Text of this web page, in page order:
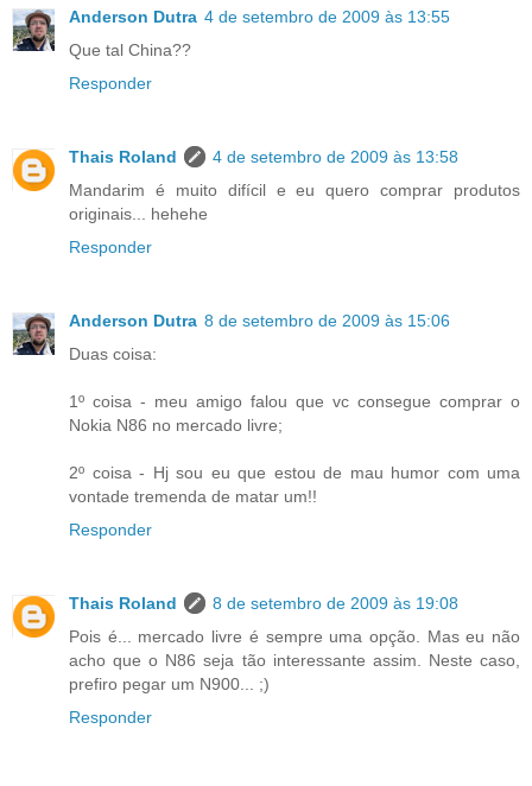
Anderson Dutra 4 de setembro de 2009 às 13:55
Que tal China??
Responder
Thais Roland
4 de setembro de 2009 às 13:58
Mandarim é muito difícil e eu quero comprar produtos
originais... hehehe
Responder
Anderson Dutra 8 de setembro de 2009 às 15:06
Duas coisa:
1º coisa - meu amigo falou que vc consegue comprar o
Nokia N86 no mercado livre;
2º coisa - Hj sou eu que estou de mau humor com uma
vontade tremenda de matar um!!
Responder
Thais Roland
8 de setembro de 2009 às 19:08
Pois é... mercado livre é sempre uma opção. Mas eu não
acho que o N86 seja tão interessante assim. Neste caso,
prefiro pegar um N900... ;)
Responder